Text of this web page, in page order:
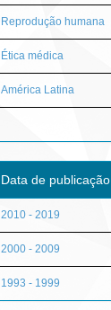
Reprodução humana
Ética médica
América Latina
Data de publicação
2010 - 2019
2000 - 2009
1993 - 1999